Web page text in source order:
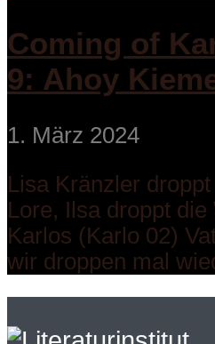
Coming of
9: Ahoy
1. März 2024
Lisa Kränzler
Lore, Ilsa droppt
Karlos (Karlo 02)
wir droppen mal